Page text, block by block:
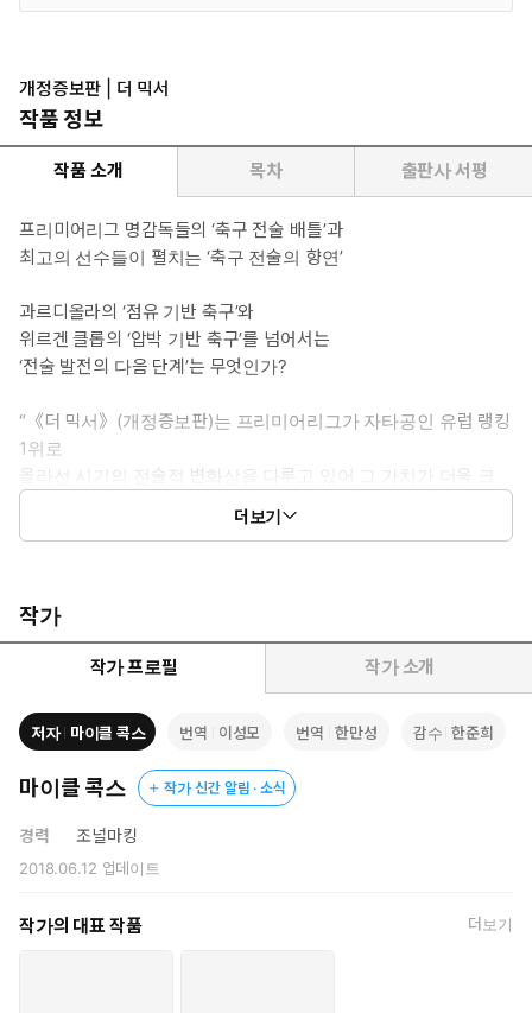
개정증보판 | 더 믹서
작품 정보
작품 소개 목차 출판사 서평
프리미어리그 명감독들의 ‘축구 전술 배틀’과
최고의 선수들이 펼치는 ‘축구 전술의 향연’
과르디올라의 ‘점유 기반 축구’와
위르겐 클롭의 ‘압박 기반 축구’를 넘어서는
‘전술 발전의 다음 단계’는 무엇인가?
“《더 믹서》(개정증보판)는 프리미어리그가 자타공인 유럽 랭킹
1위로
올라선 시기의 전술적 변화상을 다루고 있어 그 가치가 더욱 크
저자는 뛰어난 감독들의 경연장과도 같은 프리미어리그가
탁월한 통찰과 분석을 제공한다.”
_한준희(쿠팡플레이 축구 해설위원)
‘프리미어리그’는 어떻게 최고의 축구 리그가 되었을까?
유럽축구 팬들의 필독서로 자리 잡은 《더 믹서》 최신 개정증보판
출간!
2018년 국내에 출간되어 프리미어리그와 축구 전술에 관심 있는
축구 팬들에게 필독서로 자리 잡으며 많은 사랑을 받았던 《더 믹
서》가 7년 만에 더욱 알찬 내용이 보강된 개정증보판으로 다시
찾아왔다. 《더 믹서》(개정증보판)는 지난 책의 흐름을 이어 출간
가 덧붙여지며 총 10개 파트 30개의 챕터로 완성되었다. 특히 이
번 개정증보판은 프리미어리그가 자타공인 유럽 랭킹 1위로 올라
더보기
작가
작가 프로필 작가 소개
저자 마이클 콕스 번역 이성모 번역 한만성 감수 한준희
마이클 콕스 작가 신간 알림 · 소식
경력 조널마킹
2018.06.12 업데이트
작가의 대표 작품 더보기